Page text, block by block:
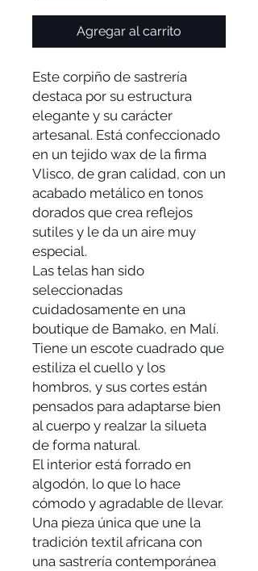
Agregar al carrito
Este corpiño de sastrería
destaca por su estructura
elegante y su carácter
artesanal. Está confeccionado
en un tejido wax de la firma
Vlisco, de gran calidad, con un
acabado metálico en tonos
dorados que crea reflejos
sutiles y le da un aire muy
especial.
Las telas han sido
seleccionadas
cuidadosamente en una
boutique de Bamako, en Malí.
Tiene un escote cuadrado que
estiliza el cuello y los
hombros, y sus cortes están
pensados para adaptarse bien
al cuerpo y realzar la silueta
de forma natural.
El interior está forrado en
algodón, lo que lo hace
cómodo y agradable de llevar.
Una pieza única que une la
tradición textil africana con
una sastrería contemporánea